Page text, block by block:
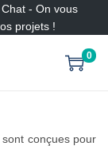
- On vous
projets !
0
conçues pour